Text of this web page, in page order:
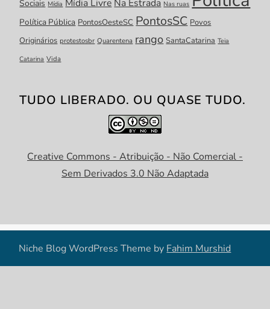
Sociais Mídia Mídia LivreNa Estrada Nas ruas
Política Pública PontosOesteSC PontosSC Povos
Originários protestosbr Quarentena rango SantaCatarina Teia
Catarina Vida
TUDO LIBERADO. OU QUASE TUDO.
Creative Commons - Atribuição - Não Comercial -
Sem Derivados 3.0 Não Adaptada
Niche Blog WordPress Theme byFahim Murshid